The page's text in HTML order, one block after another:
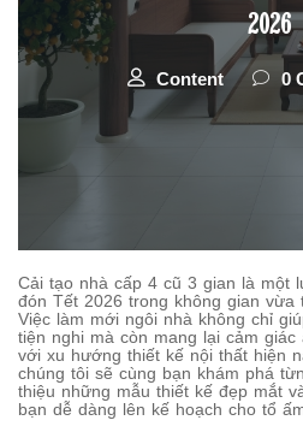
2026
Content 0
Cải tạo nhà cấp 4 cũ 3 gian là một
đón Tết 2026 trong không gian vừa
Việc làm mới ngôi nhà không chỉ
tiện nghi mà còn mang lại cảm
với xu hướng thiết kế nội thất hiện
chúng tôi sẽ cùng bạn khám phá
thiệu những mẫu thiết kế đẹp mắt
bạn dễ dàng lên kế hoạch cho tổ